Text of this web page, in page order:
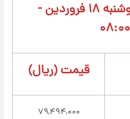
بروزرسانی: دوشنبه ۱۸ فروردین -
۰۸:۰۰
قیمت (ریال)
۷۹,۴۹۴,۰۰۰